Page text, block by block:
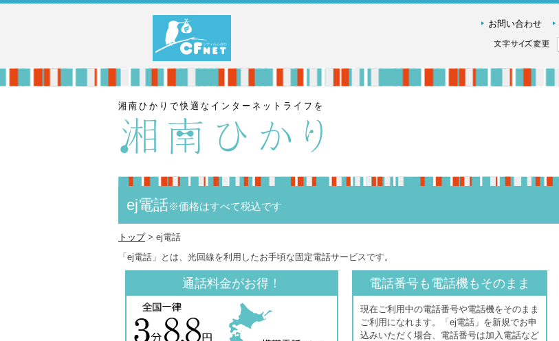
お問い合わせ
ej電話※価格はすべて税込です
トップ> ej電話
「ej電話」とは、光回線を利用したお手頃な固定電話サービスです。
通話料金がお得！ 電話番号も電話機もそのまま
現在ご利用中の電話番号や電話機をそのまま
ご利用になれます。「ej電話」を新規でお申
込みいただく場合、電話番号は加入電話など